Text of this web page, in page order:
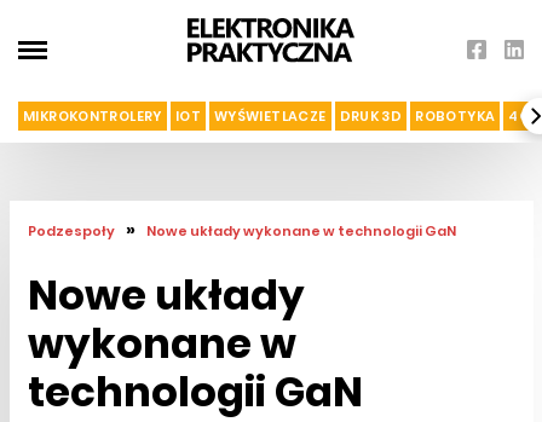
MIKROKONTROLERY IOT WYŚWIETLACZE DRUK 3D ROBOTYKA 4G I
Podzespoły » Nowe układy wykonane w technologii GaN
Nowe układy
wykonane w
technologii GaN